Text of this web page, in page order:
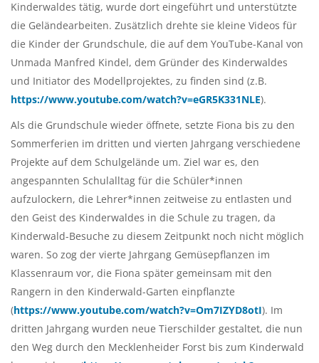
Kinderwaldes tätig, wurde dort eingeführt und unterstützte
die Geländearbeiten. Zusätzlich drehte sie kleine Videos für
die Kinder der Grundschule, die auf dem YouTube-Kanal von
Unmada Manfred Kindel, dem Gründer des Kinderwaldes
und Initiator des Modellprojektes, zu finden sind (z.B.
https://www.youtube.com/watch?v=eGR5K331NLE).
Als die Grundschule wieder öffnete, setzte Fiona bis zu den
Sommerferien im dritten und vierten Jahrgang verschiedene
Projekte auf dem Schulgelände um. Ziel war es, den
angespannten Schulalltag für die Schüler*innen
aufzulockern, die Lehrer*innen zeitweise zu entlasten und
den Geist des Kinderwaldes in die Schule zu tragen, da
Kinderwald-Besuche zu diesem Zeitpunkt noch nicht möglich
waren. So zog der vierte Jahrgang Gemüsepflanzen im
Klassenraum vor, die Fiona später gemeinsam mit den
Rangern in den Kinderwald-Garten einpflanzte
(https://www.youtube.com/watch?v=Om7IZYD8otI). Im
dritten Jahrgang wurden neue Tierschilder gestaltet, die nun
den Weg durch den Mecklenheider Forst bis zum Kinderwald